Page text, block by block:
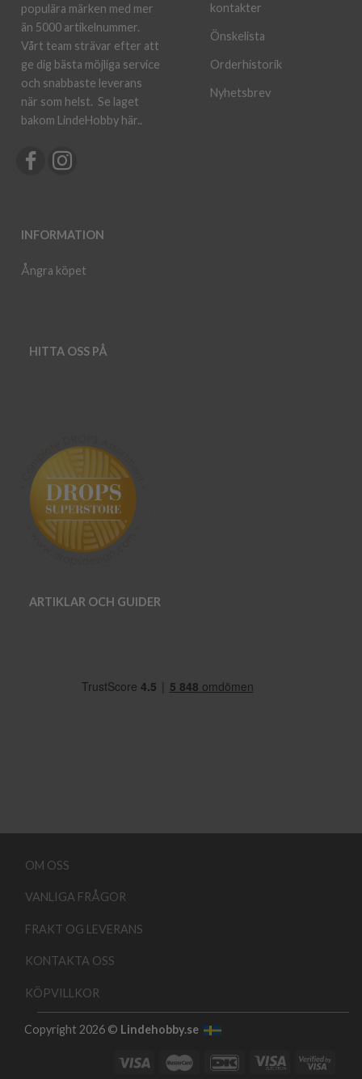
populära märken med mer
än 5000 artikelnummer.
Vårt team strävar efter att
ge dig bästa möjliga service
och snabbaste leverans
när som helst. Se laget
bakom LindeHobby här..
INFORMATION
Ångra köpet
kontakter
Önskelista
Orderhistorik
Nyhetsbrev
HITTA OSS PÅ
ARTIKLAR OCH GUIDER
OM OSS
VANLIGA FRÅGOR
FRAKT OG LEVERANS
KONTAKTA OSS
KÖPVILLKOR
Copyright 2026 © Lindehobby.se